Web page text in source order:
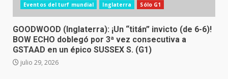
Eventos del turf mundial Inglaterra Sólo G1
GOODWOOD (Inglaterra): ¡Un “titán” invicto (de 6-6)!
BOW ECHO doblegó por 3ª vez consecutiva a
GSTAAD en un épico SUSSEX S. (G1)
julio 29, 2026